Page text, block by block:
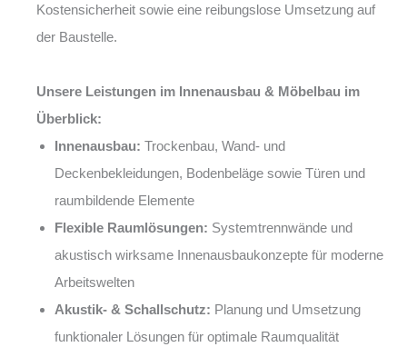
Kostensicherheit sowie eine reibungslose Umsetzung auf
der Baustelle.
Unsere Leistungen im Innenausbau & Möbelbau im
Überblick:
Innenausbau: Trockenbau, Wand- und
Deckenbekleidungen, Bodenbeläge sowie Türen und
raumbildende Elemente
Flexible Raumlösungen: Systemtrennwände und
akustisch wirksame Innenausbaukonzepte für moderne
Arbeitswelten
Akustik- & Schallschutz: Planung und Umsetzung
funktionaler Lösungen für optimale Raumqualität